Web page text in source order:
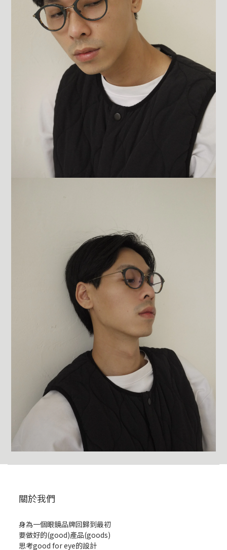
關於我們
身為一個眼鏡品牌回歸到最初
要做好的(good)產品(goods)
思考good for eye的設計